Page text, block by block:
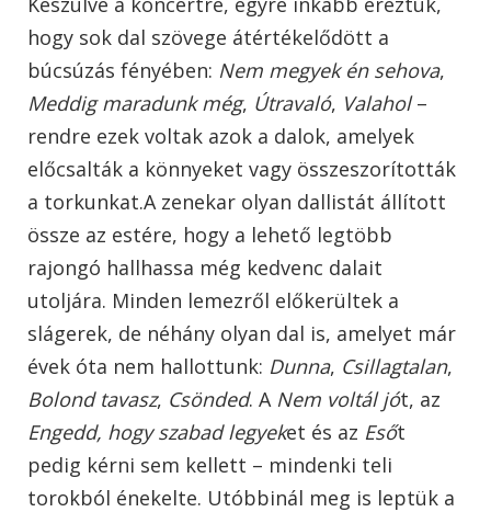
hogy sok dal szövege átértékelődött a
búcsúzás fényében: Nem megyek én sehova,
Meddig maradunk még, Útravaló, Valahol–
rendre ezek voltak azok a dalok, amelyek
előcsalták a könnyeket vagy összeszorították
a torkunkat.A zenekar olyan dallistát állított
össze az estére, hogy a lehető legtöbb
rajongó hallhassa még kedvenc dalait
utoljára. Minden lemezről előkerültek a
slágerek, de néhány olyan dal is, amelyet már
évek óta nem hallottunk: Dunna, Csillagtalan,
Bolond tavasz, Csönded. A Nem voltál jót, az
Engedd, hogy szabad legyeket és az Esőt
pedig kérni sem kellett – mindenki teli
torokból énekelte. Utóbbinál meg is leptük a